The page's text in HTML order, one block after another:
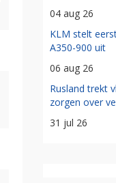
04 aug 26
KLM stelt
A350-900 uit
06 aug 26
Rusland trekt
zorgen over
31 jul 26